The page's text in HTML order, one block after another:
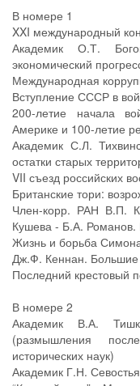
В номере 1
XXI международный
Академик О.Т.
экономический
Международная
Вступление СССР в
200-летие начала
Америке и 100-летие
Академик С.Л.
остатки старых
VII съезд российских
Британские тори:
Член-корр. РАН В.П.
Кушева - Б.А. Романов.
Жизнь и борьба
Дж.Ф. Кеннан. Большие
Последний крестовый
В номере 2
Академик В.А.
(размышления
исторических наук)
Академик Г.Н.